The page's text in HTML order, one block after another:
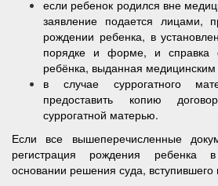
если ребенок родился вне
заявление подается лицами,
рождении ребенка, в
порядке и форме, и справка
ребёнка, выданная
в случае суррогатного
предоставить копию
суррогатной матерью.
Если все вышеперечисленные
регистрация рождения ребенка
основании решения суда, вступившего